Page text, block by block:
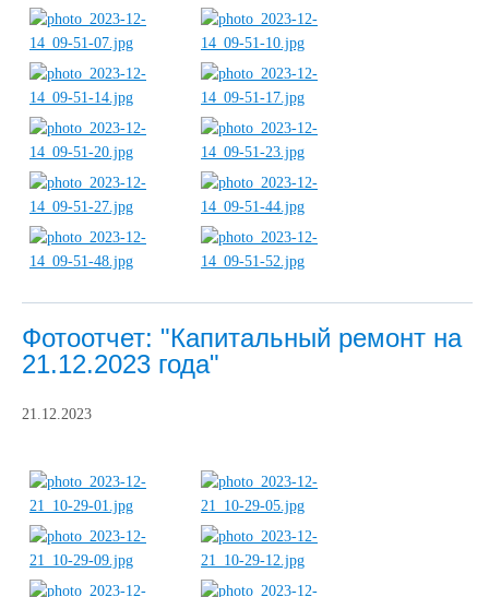
Фотоотчет: "Капитальный ремонт на
21.12.2023 года"
21.12.2023